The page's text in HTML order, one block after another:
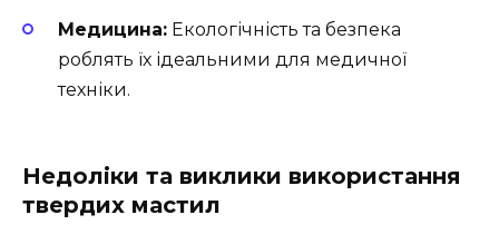
Медицина: Екологічність та безпека
роблять їх ідеальними для медичної
техніки.
Недоліки та виклики використання
твердих мастил